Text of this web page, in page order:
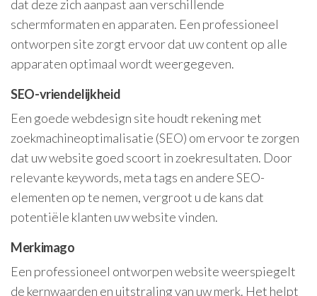
dat deze zich aanpast aan verschillende
schermformaten en apparaten. Een professioneel
ontworpen site zorgt ervoor dat uw content op alle
apparaten optimaal wordt weergegeven.
SEO-vriendelijkheid
Een goede webdesign site houdt rekening met
zoekmachineoptimalisatie (SEO) om ervoor te zorgen
dat uw website goed scoort in zoekresultaten. Door
relevante keywords, meta tags en andere SEO-
elementen op te nemen, vergroot u de kans dat
potentiële klanten uw website vinden.
Merkimago
Een professioneel ontworpen website weerspiegelt
de kernwaarden en uitstraling van uw merk. Het helpt